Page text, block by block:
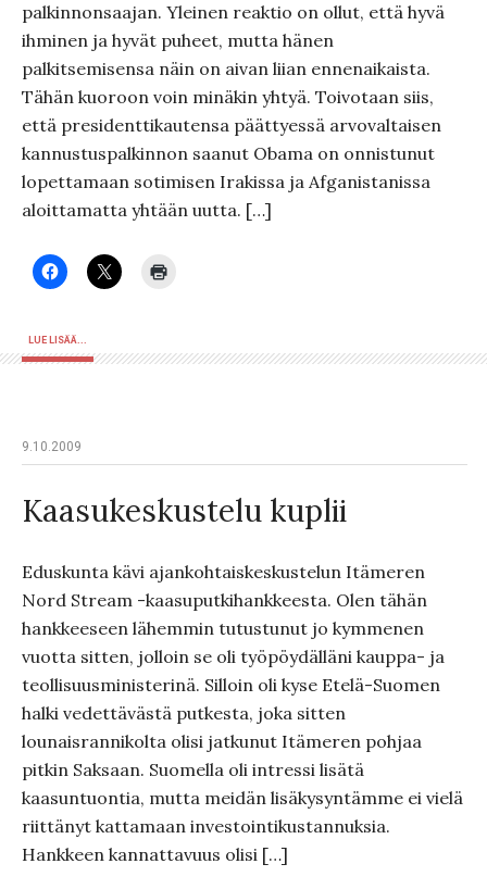
palkinnonsaajan. Yleinen reaktio on ollut, että hyvä
ihminen ja hyvät puheet, mutta hänen
palkitsemisensa näin on aivan liian ennenaikaista.
Tähän kuoroon voin minäkin yhtyä. Toivotaan siis,
että presidenttikautensa päättyessä arvovaltaisen
kannustuspalkinnon saanut Obama on onnistunut
lopettamaan sotimisen Irakissa ja Afganistanissa
aloittamatta yhtään uutta. […]
LUE LISÄÄ...
9.10.2009
Kaasukeskustelu kuplii
Eduskunta kävi ajankohtaiskeskustelun Itämeren
Nord Stream -kaasuputkihankkeesta. Olen tähän
hankkeeseen lähemmin tutustunut jo kymmenen
vuotta sitten, jolloin se oli työpöydälläni kauppa- ja
teollisuusministerinä. Silloin oli kyse Etelä-Suomen
halki vedettävästä putkesta, joka sitten
lounaisrannikolta olisi jatkunut Itämeren pohjaa
pitkin Saksaan. Suomella oli intressi lisätä
kaasuntuontia, mutta meidän lisäkysyntämme ei vielä
riittänyt kattamaan investointikustannuksia.
Hankkeen kannattavuus olisi […]